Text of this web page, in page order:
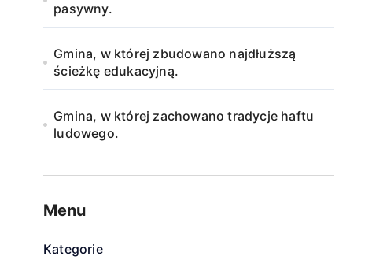
pasywny.
Gmina, w której zbudowano najdłuższą
ścieżkę edukacyjną.
Gmina, w której zachowano tradycje haftu
ludowego.
Menu
Kategorie